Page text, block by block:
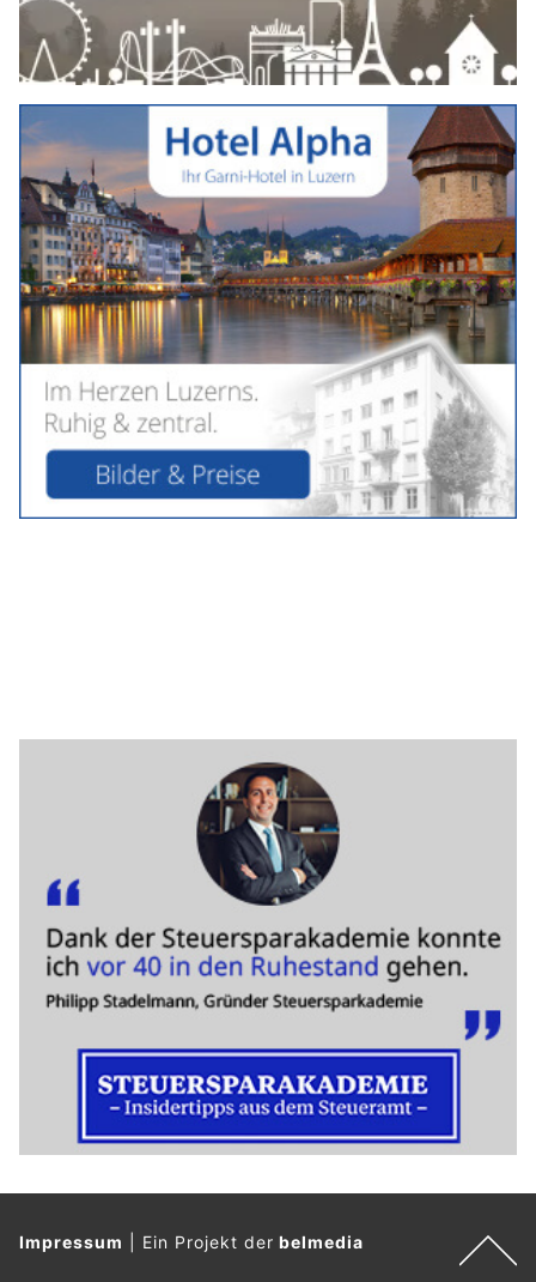
Impressum Ein Projekt derbelmedia